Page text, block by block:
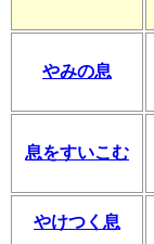
やみの息
息をすいこむ
やけつく息